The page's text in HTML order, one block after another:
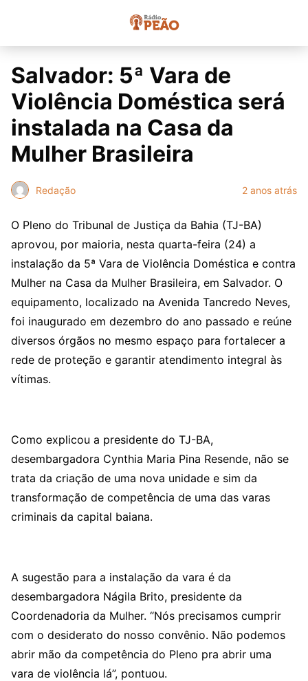
Salvador: 5ª Vara de
Violência Doméstica será
instalada na Casa da
Mulher Brasileira
Redação 2 anos atrás
O Pleno do Tribunal de Justiça da Bahia (TJ-BA)
aprovou, por maioria, nesta quarta-feira (24) a
instalação da 5ª Vara de Violência Doméstica e contra
Mulher na Casa da Mulher Brasileira, em Salvador. O
equipamento, localizado na Avenida Tancredo Neves,
foi inaugurado em dezembro do ano passado e reúne
diversos órgãos no mesmo espaço para fortalecer a
rede de proteção e garantir atendimento integral às
vítimas.
Como explicou a presidente do TJ-BA,
desembargadora Cynthia Maria Pina Resende, não se
trata da criação de uma nova unidade e sim da
transformação de competência de uma das varas
criminais da capital baiana.
A sugestão para a instalação da vara é da
desembargadora Nágila Brito, presidente da
Coordenadoria da Mulher. “Nós precisamos cumprir
com o desiderato do nosso convênio. Não podemos
abrir mão da competência do Pleno pra abrir uma
vara de violência lá”, pontuou.